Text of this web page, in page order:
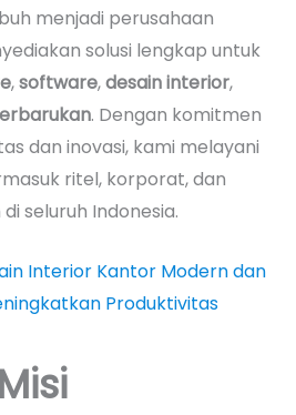
menjadi perusahaan
solusi lengkap untuk
,software,desain interior,
. Dengan komitmen
dan inovasi, kami melayani
ritel, korporat, dan
seluruh Indonesia.
Interior Kantor Modern dan
Produktivitas